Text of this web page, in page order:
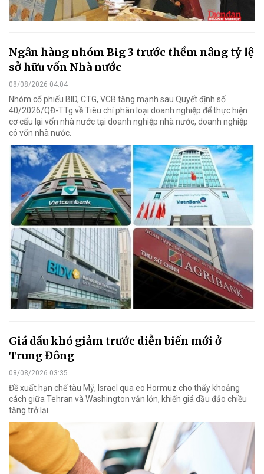
Ngân hàng nhóm Big 3 trước thềm nâng tỷ lệ
sở hữu vốn Nhà nước
08/08/2026 04:04
Nhóm cổ phiếu BID, CTG, VCB tăng mạnh sau Quyết định số
40/2026/QĐ-TTg về Tiêu chí phân loại doanh nghiệp để thực hiện
cơ cấu lại vốn nhà nước tại doanh nghiệp nhà nước, doanh nghiệp
có vốn nhà nước.
Giá dầu khó giảm trước diễn biến mới ở
Trung Đông
08/08/2026 03:35
Đề xuất hạn chế tàu Mỹ, Israel qua eo Hormuz cho thấy khoảng
cách giữa Tehran và Washington vẫn lớn, khiến giá dầu đảo chiều
tăng trở lại.